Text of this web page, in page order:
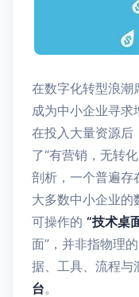
在数字化转型浪潮
成为中小企业寻求
在投入大量资源后
了“有营销，无转
剖析，一个普遍存
大多数中小企业的
可操作的 “技术桌
面”，并非指物理
据、工具、流程与
台。